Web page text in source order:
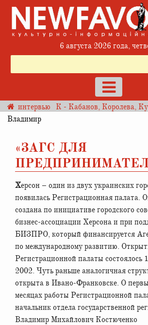
6 августа 2026 года,
интервью К - Кабанов, Королева,
Владимир
«ЗАГС ДЛЯ
Херсон – один из двух украинских городов, где
появилась Регистрационная палата.
создана по инициативе городского
бизнес-ассоциации Херсона и при
БИЗПРО, который финансируется
по международному развитию.
Регистрационной палаты состоялось
2002. Чуть раньше аналогичная
открыта в Ивано-Франковске. О
месяцах работы Регистрационной
начальник отдела государственной
Владимир Михайлович Костюченко